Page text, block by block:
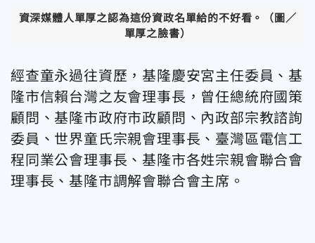
資深媒體人單厚之認為這份資政名單給的不好看。（圖／
單厚之臉書）
經查童永過往資歷，基隆慶安宮主任委員、基
隆市信賴台灣之友會理事長，曾任總統府國策
顧問、基隆市政府市政顧問、內政部宗教諮詢
委員、世界童氏宗親會理事長、臺灣區電信工
程同業公會理事長、基隆市各姓宗親會聯合會
理事長、基隆市調解會聯合會主席。